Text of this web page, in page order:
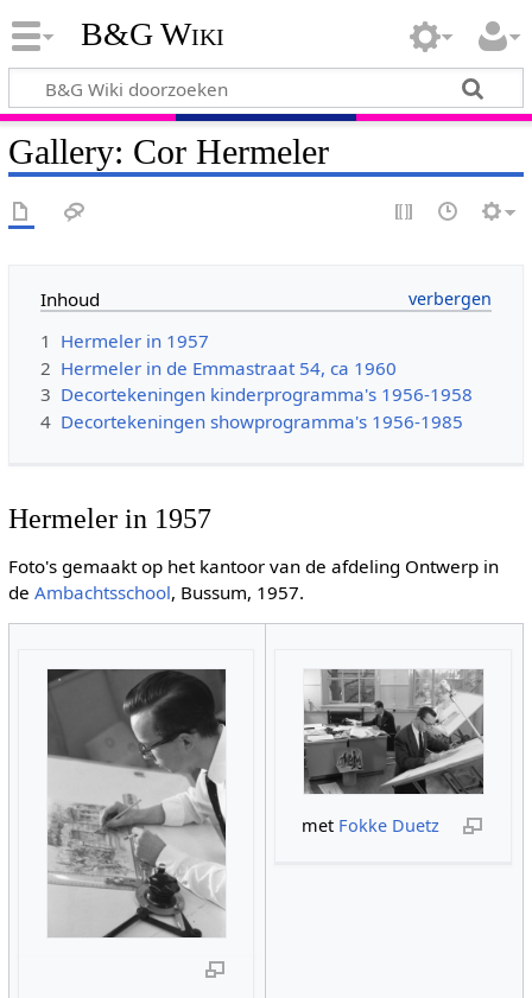
B&G Wiki
Gallery: Cor Hermeler
Inhoud
1 Hermeler in 1957
2 Hermeler in de Emmastraat 54, ca 1960
3 Decortekeningen kinderprogramma's 1956-1958
4 Decortekeningen showprogramma's 1956-1985
Hermeler in 1957
Foto's gemaakt op het kantoor van de afdeling Ontwerp in
de Ambachtsschool, Bussum, 1957.
met Fokke Duetz